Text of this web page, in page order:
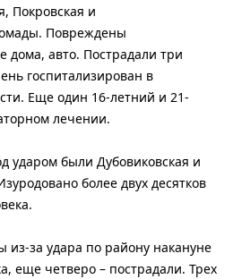
Покровская и
Повреждены
дома, авто. Пострадали три
госпитализирован в
Еще один 16-летний и 21-
лечении.
ударом были Дубовиковская и
более двух десятков
за удара по району накануне
еще четверо – пострадали. Трех